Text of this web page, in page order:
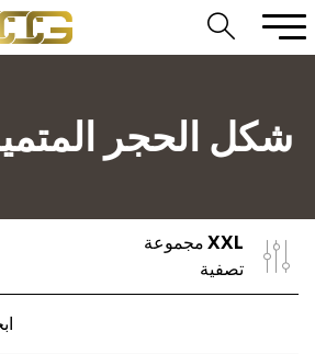
شكل الحجر
XXLمجموعة
تصفية